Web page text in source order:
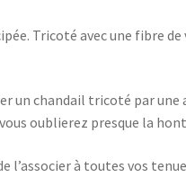
Tricoté avec une fibre de
un chandail tricoté par une
oublierez presque la
l’associer à toutes vos